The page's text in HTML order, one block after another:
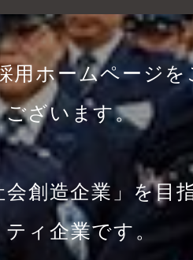
用ホームページを
ざいます。
創造企業」を目
ィ企業です。